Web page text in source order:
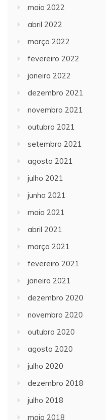
maio 2022
abril 2022
março 2022
fevereiro 2022
janeiro 2022
dezembro 2021
novembro 2021
outubro 2021
setembro 2021
agosto 2021
julho 2021
junho 2021
maio 2021
abril 2021
março 2021
fevereiro 2021
janeiro 2021
dezembro 2020
novembro 2020
outubro 2020
agosto 2020
julho 2020
dezembro 2018
julho 2018
maio 2018